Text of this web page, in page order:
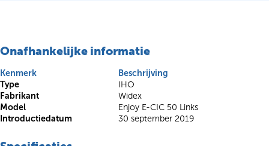
Onafhankelijke informatie
Kenmerk
Beschrijving
Type
IHO
Fabrikant
Widex
Model
Enjoy E-CIC 50 Links
Introductiedatum
30 september 2019